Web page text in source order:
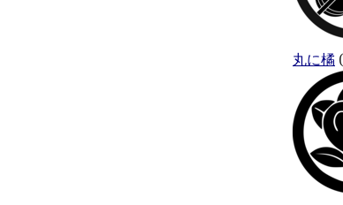
丸に橘